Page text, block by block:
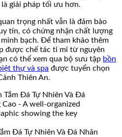
giải pháp tối ưu hơn.
trọng nhất vẫn là đảm bảo
tín, có chứng nhận chất lượng
bạch. Để tham khảo thêm
được chế tác tỉ mỉ từ nguyên
có thể xem qua bộ sưu tập bồn
thự và spa được tuyển chọn
Thiên An.
Đá Tự Nhiên Và Đá Nhân